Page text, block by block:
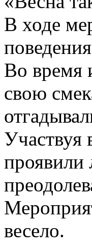
В ходе
Во время
свою
Участвуя
проявили
весело.